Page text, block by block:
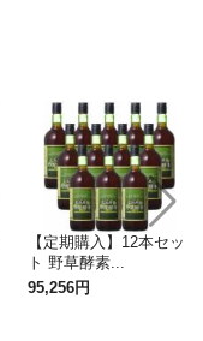
【定期購入】12本セッ
ト 野草酵素...
95,256円